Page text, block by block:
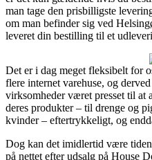
man tage den prisbilligste
om man befinder sig ved
leveret din bestilling til et
Det er i dag meget fleksibelt for
flere internet varehuse, og
virksomheder været presset til at
deres produkter – til drenge og
kvinder – eftertrykkeligt, og
Dog kan det imidlertid være
på nettet efter udsalg på House